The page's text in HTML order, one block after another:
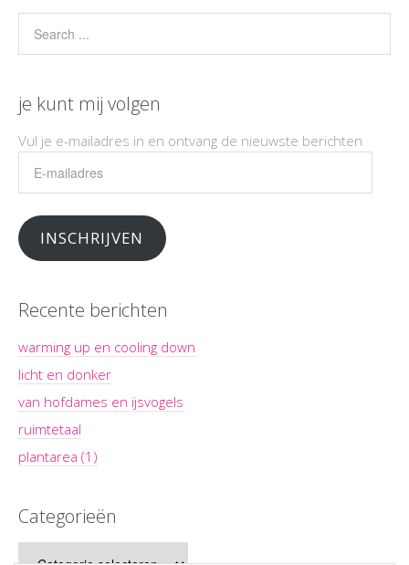
je kunt mij volgen
Vul je e-mailadres in en ontvang de nieuwste berichten
mailadres
INSCHRIJVEN
Recente berichten
warming up en cooling down
licht en donker
van hofdames en ijsvogels
ruimtetaal
plantarea (1)
Categorieën